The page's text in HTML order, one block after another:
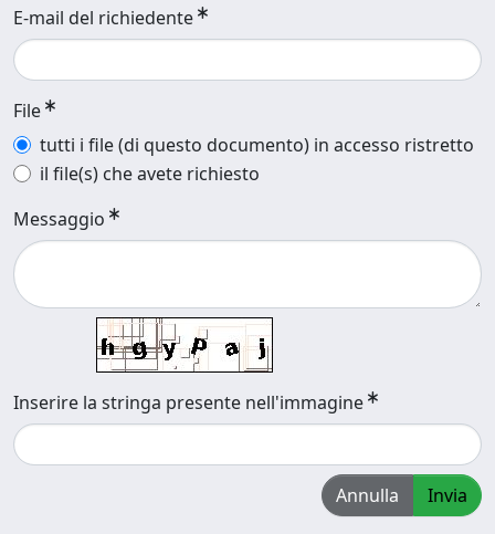
E-mail del richiedente
File
tutti i file (di questo documento) in accesso ristretto
il file(s) che avete richiesto
Messaggio
Inserire la stringa presente nell'immagine
Annulla Invia